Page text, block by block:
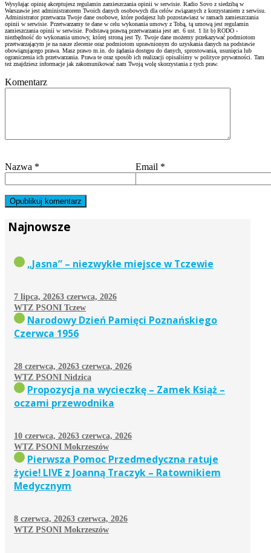
Wysyłając opinię akceptujesz regulamin zamieszczania opinii w serwisie. Radio Sovo z siedzibą w
Warszawie jest administratorem Twoich danych osobowych dla celów związanych z korzystaniem z serwisu.
Administrator przetwarza Twoje dane osobowe, które podajesz lub pozostawiasz w ramach zamieszczania
opinii w serwisie. Przetwarzamy te dane w celu wykonania umowy z Tobą, tą umową jest regulamin
zamieszczania opinii w serwisie. Podstawą prawną przetwarzania jest art. 6 ust. 1 lit b) RODO -
niezbędność do wykonania umowy, której stroną jest Ty. Twoje dane możemy przekazywać podmiotom
przetwarzającym je na nasze zlecenie oraz podmiotom uprawnionym do uzyskania danych na podstawie
obowiązującego prawa. Masz prawo m.in. do żądania dostępu do danych, sprostowania, usunięcia lub
ograniczenia ich przetwarzania. Prawa te oraz sposób ich realizacji opisaliśmy w polityce prywatności. Tam
też znajdziesz informacje jak zakomunikować nam Twoją wolę skorzystania z tych praw.
Komentarz
Nazwa * Email *
Najnowsze
„Jasna” – niezwykłe miejsce w Tczewie
7 lipca, 20263 czerwca, 2026
WTZ PSONI Tczew
Narodowy Dzień Pamięci Poznańskiego
Czerwca 1956
28 czerwca, 20263 czerwca, 2026
WTZ PSONI Nidzica
Propozycja na wycieczkę – Zamek Książ –
oczami przewodnika
10 czerwca, 20263 czerwca, 2026
WTZ PSONI Mokrzeszów
Pierwsza Pomoc Przedmedyczna ratuje
życie! LIVE z Joanną Traczyk – Ratownikiem
Medycznym
8 czerwca, 20263 czerwca, 2026
WTZ PSONI Mokrzeszów